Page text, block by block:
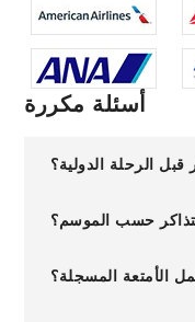
أسئلة مكررة
الرحلة الدولية؟
حسب الموسم؟
الأمتعة المسجلة؟